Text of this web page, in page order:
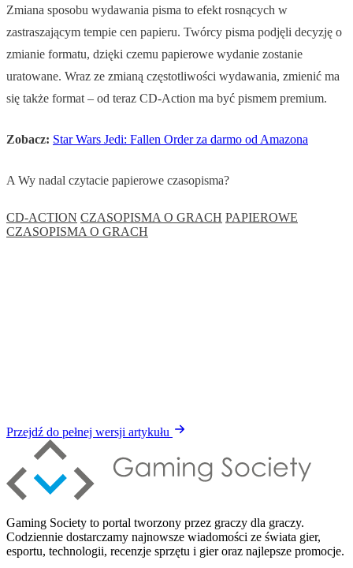
Zmiana sposobu wydawania pisma to efekt rosnących w
zastraszającym tempie cen papieru. Twórcy pisma podjęli decyzję o
zmianie formatu, dzięki czemu papierowe wydanie zostanie
uratowane. Wraz ze zmianą częstotliwości wydawania, zmienić ma
się także format – od teraz CD-Action ma być pismem premium.
Zobacz: Star Wars Jedi: Fallen Order za darmo od Amazona
A Wy nadal czytacie papierowe czasopisma?
CD-ACTION CZASOPISMA O GRACH PAPIEROWE
CZASOPISMA O GRACH
Przejdź do pełnej wersji artykułu
Gaming Society to portal tworzony przez graczy dla graczy.
Codziennie dostarczamy najnowsze wiadomości ze świata gier,
esportu, technologii, recenzje sprzętu i gier oraz najlepsze promocje.